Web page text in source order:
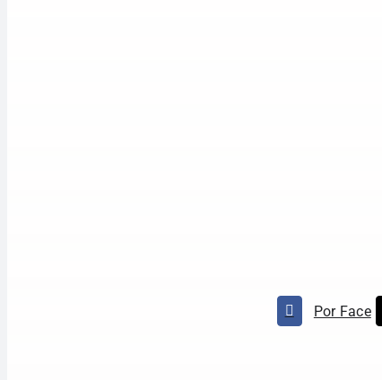
Por Face